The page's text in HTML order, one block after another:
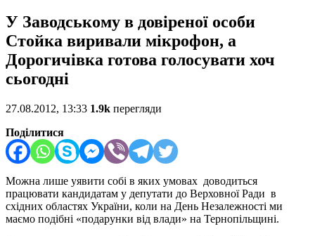
У Заводському в довіреної особи
Стойка виривали мікрофон, а
Дорогичівка готова голосувати хоч
сьогодні
27.08.2012, 13:33 1.9k перегляди
Поділитися
Можна лише уявити собі в яких умовах доводиться
працювати кандидатам у депутати до Верховної Ради в
східних областях України, коли на День Незалежності ми
маємо подібні «подарунки від влади» на Тернопільщині.